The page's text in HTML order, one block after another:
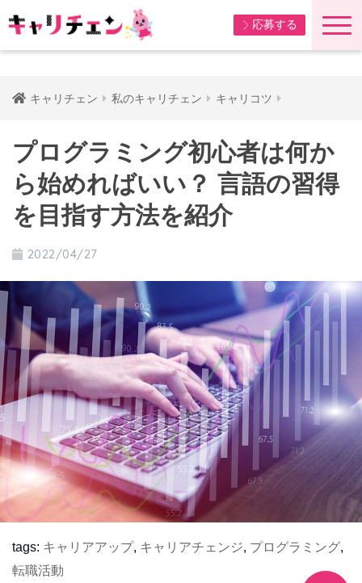
応募する
キャリチェン 私のキャリチェン キャリコツ
プログラミング初心者は何か
ら始めればいい？ 言語の習得
を目指す方法を紹介
2022/04/27
tags: キャリアアップ, キャリアチェンジ, プログラミング,
転職活動